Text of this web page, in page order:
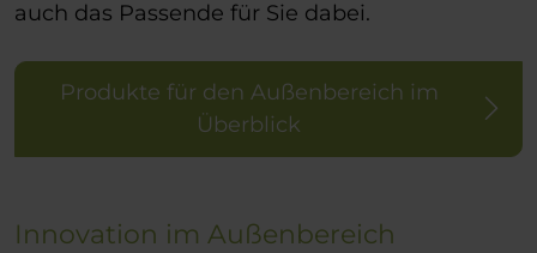
auch das Passende für Sie dabei.
Produkte für den Außenbereich im
Überblick
Innovation im Außenbereich